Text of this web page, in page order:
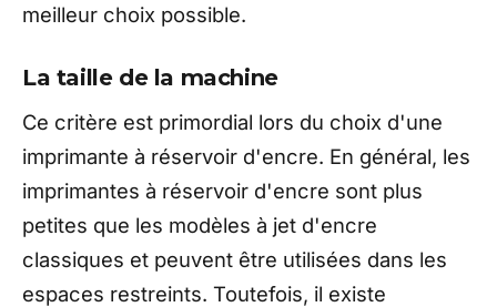
meilleur choix possible.
La taille de la machine
Ce critère est primordial lors du choix d'une
imprimante à réservoir d'encre. En général, les
imprimantes à réservoir d'encre sont plus
petites que les modèles à jet d'encre
classiques et peuvent être utilisées dans les
espaces restreints. Toutefois, il existe